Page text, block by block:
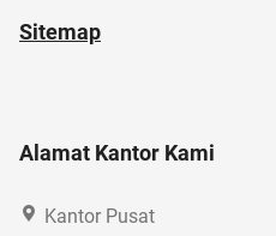
Sitemap
Alamat Kantor Kami
Kantor Pusat